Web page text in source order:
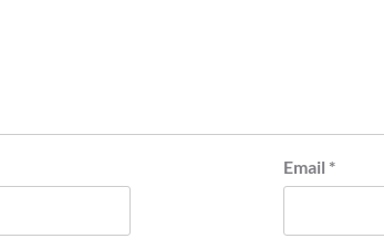
Email *